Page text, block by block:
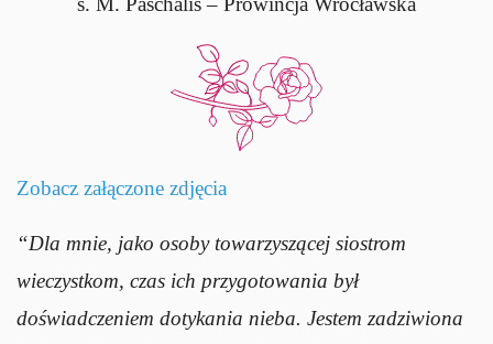
Zobacz załączone zdjęcia
“Dla mnie, jako osoby towarzyszącej siostrom
wieczystkom, czas ich przygotowania był
doświadczeniem dotykania nieba. Jestem zadziwiona